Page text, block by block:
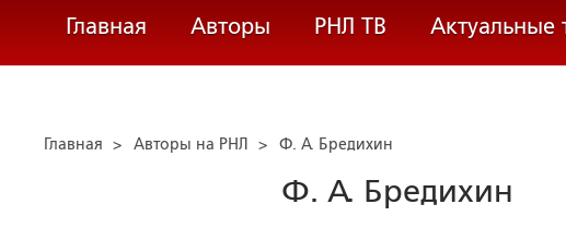
Главная Авторы РНЛ ТВ Актуальные
Главная > Авторы на РНЛ > Ф. А. Бредихин
Ф. А. Бредихин